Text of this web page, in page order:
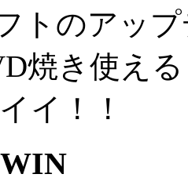
トのアッ
焼き使え
イ！！